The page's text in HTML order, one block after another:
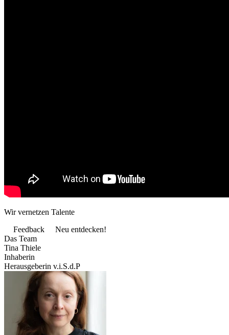
Wir vernetzen Talente
Feedback
Neu entdecken!
Das Team
Tina Thiele
Inhaberin
Herausgeberin v.i.S.d.P